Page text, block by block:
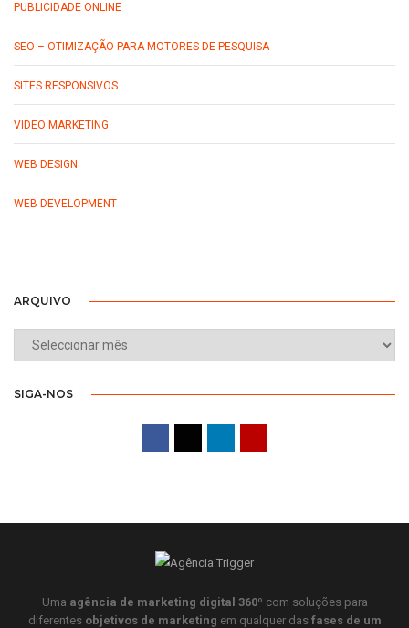
PUBLICIDADE ONLINE
SEO – OTIMIZAÇÃO PARA MOTORES DE PESQUISA
SITES RESPONSIVOS
VIDEO MARKETING
WEB DESIGN
WEB DEVELOPMENT
ARQUIVO
ARQUIVO
SIGA-NOS
Uma agência de marketing digital 360º com soluções para
diferentes objetivos de marketing em qualquer das fases de um